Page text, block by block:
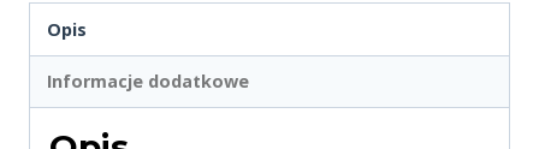
Opis
Informacje dodatkowe